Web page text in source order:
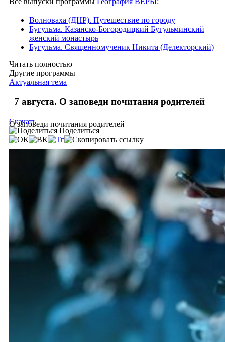
Волноваха (ДНР). Путешествие по городу
Бугульма. Казанско-Богородицкий Бугульминский
женский монастырь
Бугульма. Священномученик Никита (Делекторский)
Читать полностью
Другие программы
Актуальная тема
7 августа. О заповеди почитания родителей
О заповеди почитания родителей
Скачать
Поделиться